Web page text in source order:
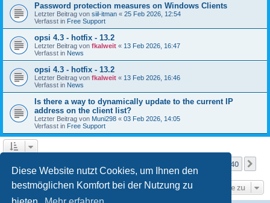
Diese Website nutzt Cookies, um Ihnen den
bestmöglichen Komfort bei der Nutzung zu
Password protection measures on Windows Clients
Letzter Beitrag von siil-itman « 25 Feb 2026, 12:54
Verfasst in Free Support
opsi 4.3 - hotfix - 13.2
Letzter Beitrag von fkalweit « 13 Feb 2026, 16:47
Verfasst in News
opsi 4.3 - hotfix - 13.2
Letzter Beitrag von fkalweit « 13 Feb 2026, 16:46
Verfasst in News
Is there a way to dynamically update to the current IP
address on the client list?
Letzter Beitrag von Muni298 « 03 Feb 2026, 14:05
Verfasst in Free Support
40
Gehe zu